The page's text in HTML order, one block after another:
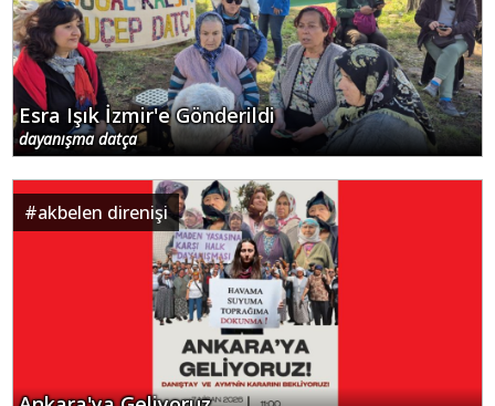
Esra Işık İzmir'e Gönderildi
dayanışma datça
#akbelen direnişi